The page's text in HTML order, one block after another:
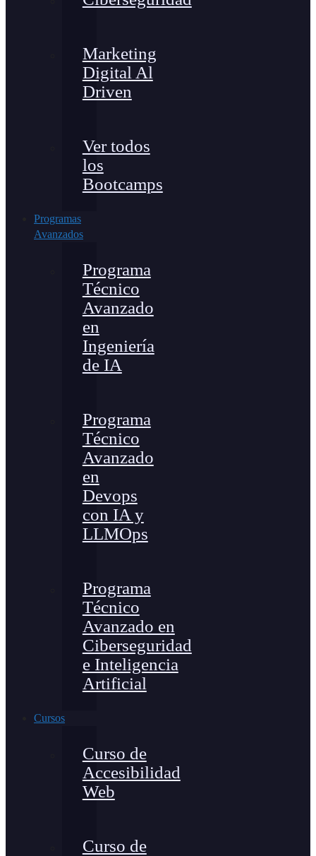
Marketing
Digital Al
Driven
Ver todos
los
Bootcamps
Programas
Avanzados
Programa
Técnico
Avanzado
en
Ingeniería
de IA
Programa
Técnico
Avanzado
en
Devops
con IA y
LLMOps
Programa
Técnico
Avanzado en
Ciberseguridad
e Inteligencia
Artificial
Cursos
Curso de
Accesibilidad
Web
Curso de